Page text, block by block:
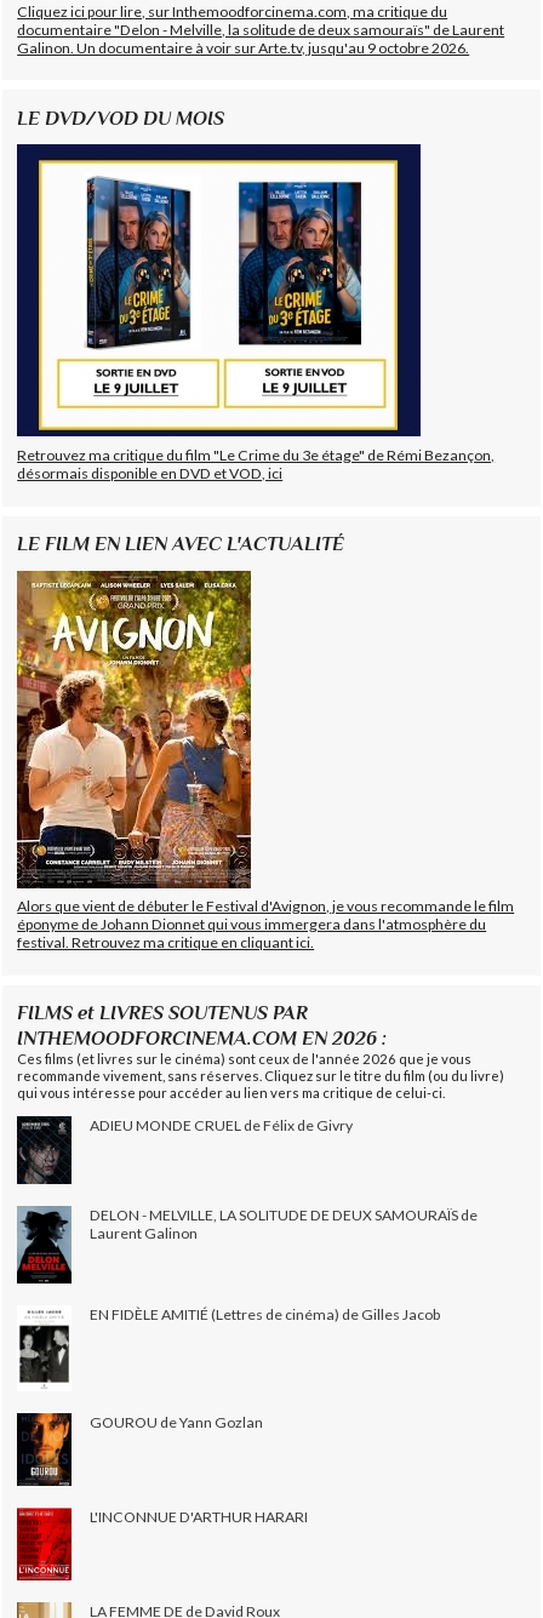
Cliquez ici pour lire, sur Inthemoodforcinema.com, ma critique du
documentaire "Delon - Melville, la solitude de deux samouraïs" de Laurent
Galinon. Un documentaire à voir sur Arte.tv, jusqu'au 9 octobre 2026.
LE DVD/VOD DU MOIS
Retrouvez ma critique du film "Le Crime du 3e étage" de Rémi Bezançon,
désormais disponible en DVD et VOD, ici
LE FILM EN LIEN AVEC L'ACTUALITÉ
Alors que vient de débuter le Festival d'Avignon, je vous recommande le film
éponyme de Johann Dionnet qui vous immergera dans l'atmosphère du
festival. Retrouvez ma critique en cliquant ici.
FILMS et LIVRES SOUTENUS PAR
INTHEMOODFORCINEMA.COM EN 2026 :
Ces films (et livres sur le cinéma) sont ceux de l'année 2026 que je vous
recommande vivement, sans réserves. Cliquez sur le titre du film (ou du livre)
qui vous intéresse pour accéder au lien vers ma critique de celui-ci.
ADIEU MONDE CRUEL de Félix de Givry
DELON - MELVILLE, LA SOLITUDE DE DEUX SAMOURAÏS de
Laurent Galinon
EN FIDÈLE AMITIÉ (Lettres de cinéma) de Gilles Jacob
GOUROU de Yann Gozlan
L'INCONNUE D'ARTHUR HARARI
LA FEMME DE de David Roux